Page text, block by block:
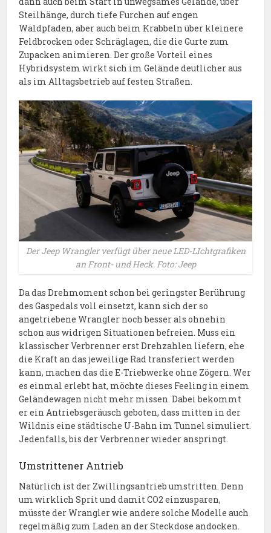
Steilhänge, durch tiefe Furchen auf engen
Waldpfaden, aber auch beim Krabbeln über kleinere
Feldbrocken oder Schräglagen, die die Gurte zum
Zupacken animieren. Der große Vorteil eines
Hybridsystem wirkt sich im Gelände deutlicher aus
als im Alltagsbetrieb auf festen Straßen.
Der Jeep Wrangler verfügt über neue LED-LIchtgrafiken
an Front- und Heck. Foto: Jeep
Da das Drehmoment schon bei geringster Berührung
des Gaspedals voll einsetzt, kann sich der so
angetriebene Wrangler noch besser als ohnehin
schon aus widrigen Situationen befreien. Muss ein
klassischer Verbrenner erst Drehzahlen liefern, ehe
die Kraft an das jeweilige Rad transferiert werden
kann, machen das die E-Triebwerke ohne Zögern. Wer
es einmal erlebt hat, möchte dieses Feeling in einem
Geländewagen nicht mehr missen. Dabei bekommt
er ein Antriebsgeräusch geboten, dass mitten in der
Wildnis eine städtische U-Bahn im Tunnel simuliert.
Jedenfalls, bis der Verbrenner wieder anspringt.
Umstrittener Antrieb
Natürlich ist der Zwillingsantrieb umstritten. Denn
um wirklich Sprit und damit CO2 einzusparen,
müsste der Wrangler wie andere solche Modelle auch
regelmäßig zum Laden an der Steckdose andocken.